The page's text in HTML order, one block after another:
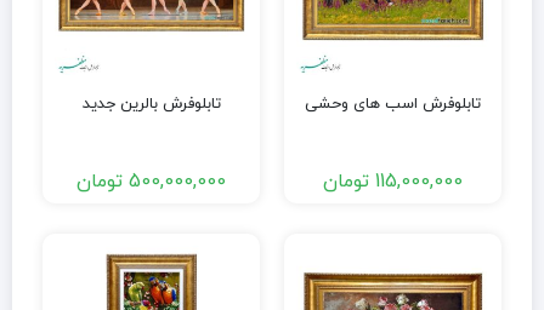
تابلوفرش اسب های وحشی
115,000,000 تومان
تابلوفرش بالرین جدید
500,000,000 تومان